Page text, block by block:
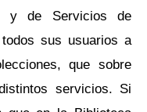
y de Servicios de
sus usuarios a
que sobre
servicios. Si